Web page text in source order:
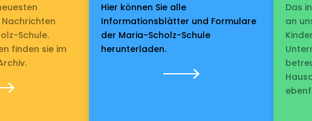
Schule.
finden sie im
Hier können Sie alle
Informationsblätter und Formulare
der Maria-Scholz-Schule
herunterladen.
Das
an